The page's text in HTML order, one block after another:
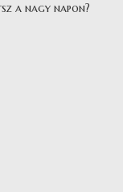
a nagy napon?